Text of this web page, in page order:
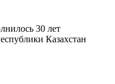
30 лет
Казахстан